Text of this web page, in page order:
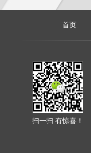
首页
扫一扫 有惊喜！